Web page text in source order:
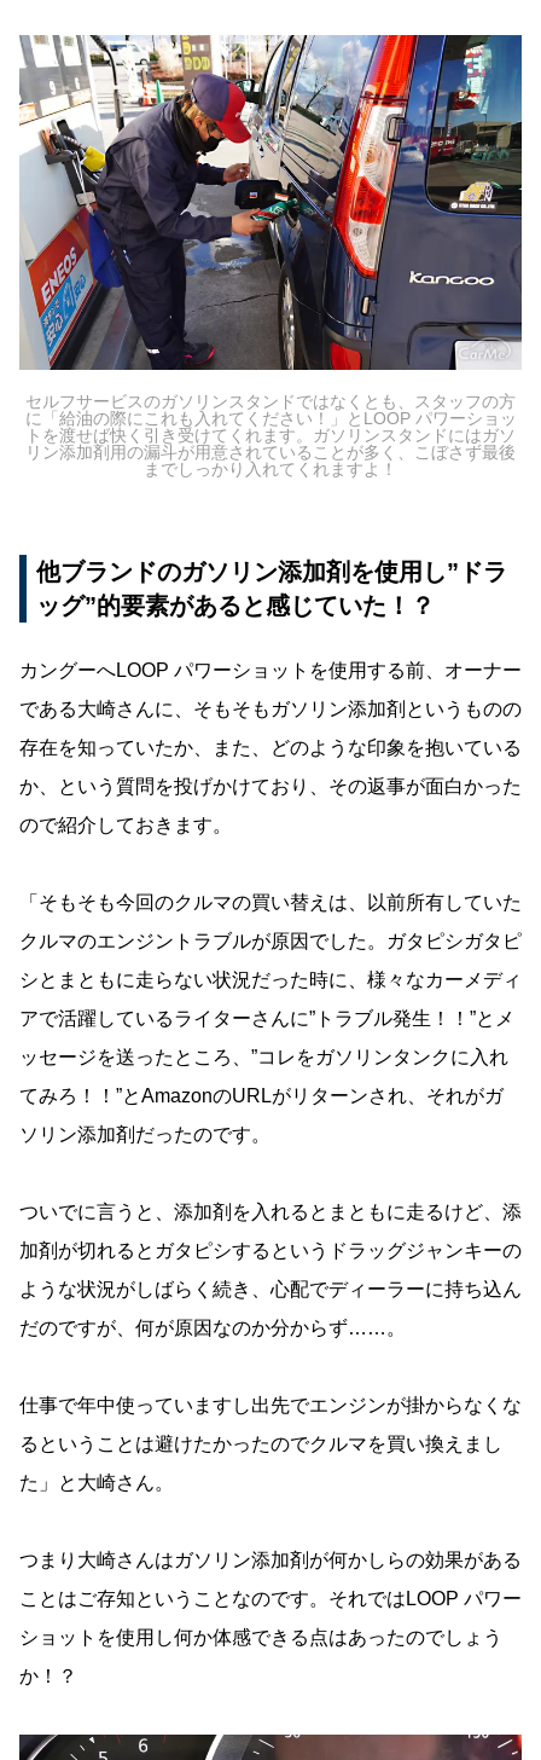
セルフサービスのガソリンスタンドではなくとも、スタッフの方
に「給油の際にこれも入れてください！」とLOOP パワーショッ
トを渡せば快く引き受けてくれます。ガソリンスタンドにはガソ
リン添加剤用の漏斗が用意されていることが多く、こぼさず最後
までしっかり入れてくれますよ！
他ブランドのガソリン添加剤を使用し”ドラ
ッグ”的要素があると感じていた！？
カングーへLOOP パワーショットを使用する前、オーナー
である大崎さんに、そもそもガソリン添加剤というものの
存在を知っていたか、また、どのような印象を抱いている
か、という質問を投げかけており、その返事が面白かった
ので紹介しておきます。
「そもそも今回のクルマの買い替えは、以前所有していた
クルマのエンジントラブルが原因でした。ガタピシガタピ
シとまともに走らない状況だった時に、様々なカーメディ
アで活躍しているライターさんに”トラブル発生！！”とメ
ッセージを送ったところ、”コレをガソリンタンクに入れ
てみろ！！”とAmazonのURLがリターンされ、それがガ
ソリン添加剤だったのです。
ついでに言うと、添加剤を入れるとまともに走るけど、添
加剤が切れるとガタピシするというドラッグジャンキーの
ような状況がしばらく続き、心配でディーラーに持ち込ん
だのですが、何が原因なのか分からず……。
仕事で年中使っていますし出先でエンジンが掛からなくな
るということは避けたかったのでクルマを買い換えまし
た」と大崎さん。
つまり大崎さんはガソリン添加剤が何かしらの効果がある
ことはご存知ということなのです。それではLOOP パワー
ショットを使用し何か体感できる点はあったのでしょう
か！？